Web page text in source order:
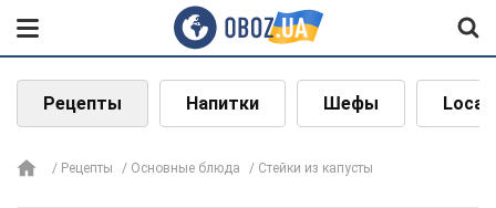
Рецепты Напитки Шефы Local
Рецепты Основные блюда Стейки из капусты